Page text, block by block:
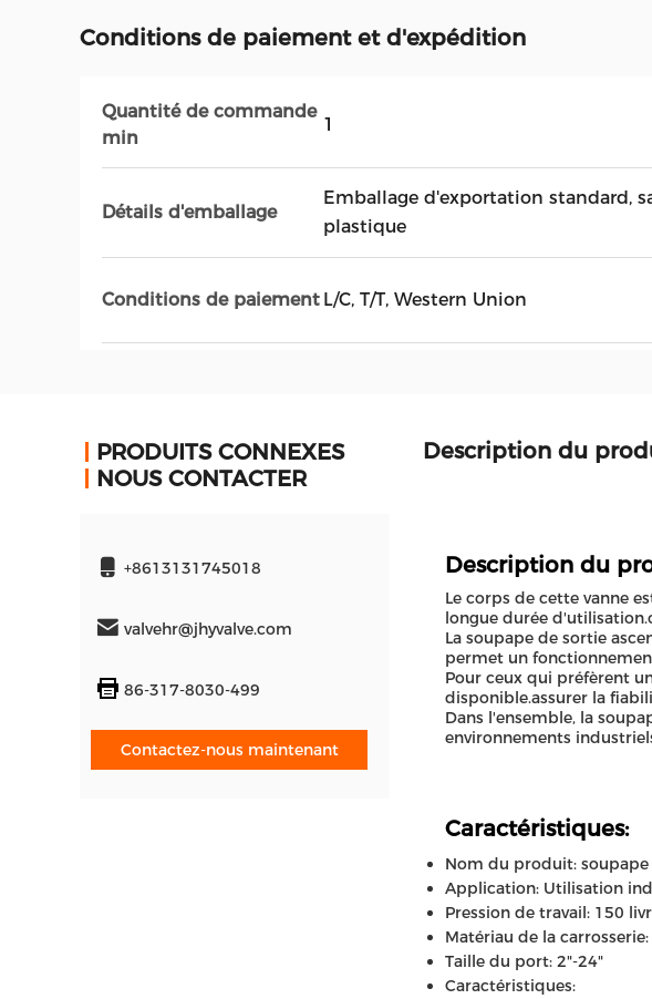
Conditions de paiement et d'expédition
Quantité de commande
min
1
Détails d'emballage
Emballage d'exportation standard,
plastique
Conditions de paiement L/C, T/T, Western Union
PRODUITS CONNEXES
NOUS CONTACTER
+8613131745018
valvehr@jhyvalve.com
86-317-8030-499
Contactez-nous maintenant
Description du
Description du
Le corps de cette vanne
longue durée
La soupape de sortie
permet un
Pour ceux qui préfèrent
disponible.assurer la
Dans l'ensemble, la
environnements
Caractéristiques:
Nom du produit:
Application: Utilisation
Pression de travail: 150
Matériau de la
Taille du port: 2"-24"
Caractéristiques: